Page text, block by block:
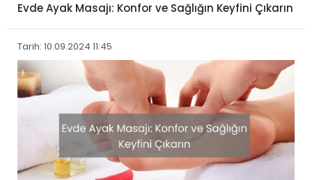
Evde Ayak Masajı: Konfor ve Sağlığın Keyfini Çıkarın
Tarih: 10.09.2024 11:45